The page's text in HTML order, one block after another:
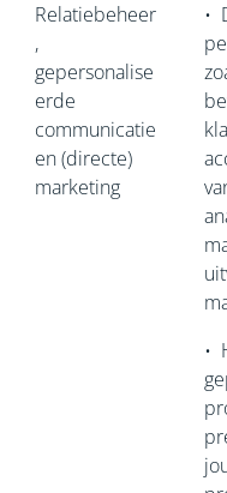
Relatiebeheer
,
gepersonalise
erde
communicatie
en (directe)
marketing
•
•